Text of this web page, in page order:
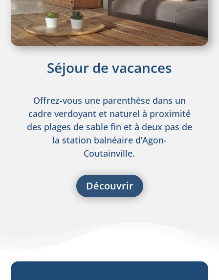
Séjour de vacances
Offrez-vous une parenthèse dans un
cadre verdoyant et naturel à proximité
des plages de sable fin et à deux pas de
la station balnéaire d’Agon-
Coutainville.
Découvrir